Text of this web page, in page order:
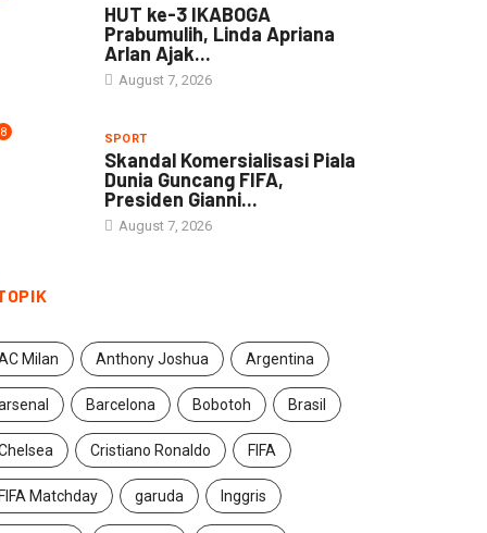
HUT ke-3 IKABOGA
Prabumulih, Linda Apriana
Arlan Ajak...
August 7, 2026
8 SPORT
Skandal Komersialisasi Piala
Dunia Guncang FIFA,
Presiden Gianni...
August 7, 2026
Milan Anthony Joshua Argentina
Barcelona Bobotoh Brasil
Cristiano Ronaldo FIFA
FIFA Matchday garuda Inggris